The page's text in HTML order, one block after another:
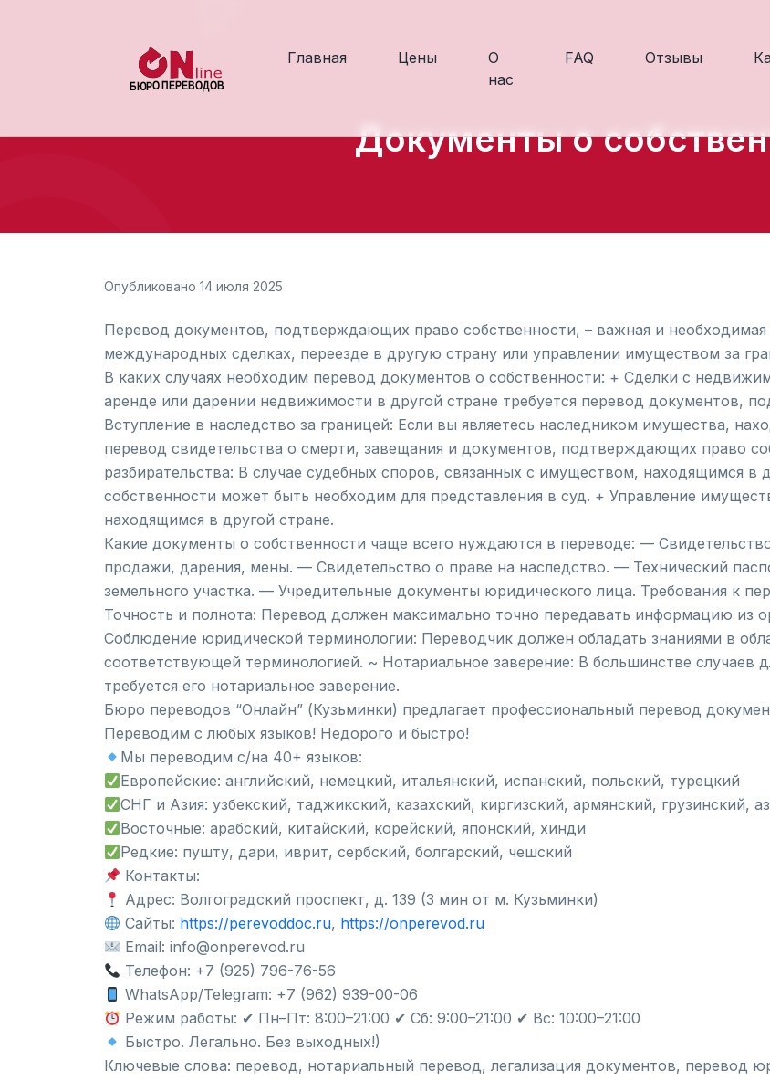
Главная Цены
О
нас
FAQ Отзывы
Документы о
Опубликовано 14 июля 2025
Перевод документов, подтверждающих право собственности, – важная и
международных сделках, переезде в другую страну или управлении имуществом за
В каких случаях необходим перевод документов о собственности: + Сделки с
аренде или дарении недвижимости в другой стране требуется перевод документов,
Вступление в наследство за границей: Если вы являетесь наследником имущества,
перевод свидетельства о смерти, завещания и документов, подтверждающих право
разбирательства: В случае судебных споров, связанных с имуществом, находящимся в
собственности может быть необходим для представления в суд. + Управление
находящимся в другой стране.
Какие документы о собственности чаще всего нуждаются в переводе: —
продажи, дарения, мены. — Свидетельство о праве на наследство. — Технический
земельного участка. — Учредительные документы юридического лица. Требования к
Точность и полнота: Перевод должен максимально точно передавать информацию из
Соблюдение юридической терминологии: Переводчик должен обладать знаниями в
соответствующей терминологией. ~ Нотариальное заверение: В большинстве случаев
требуется его нотариальное заверение.
Бюро переводов “Онлайн” (Кузьминки) предлагает профессиональный перевод
Переводим с любых языков! Недорого и быстро!
Мы переводим с/на 40+ языков:
Европейские: английский, немецкий, итальянский, испанский, польский, турецкий
СНГ и Азия: узбекский, таджикский, казахский, киргизский, армянский, грузинский,
Восточные: арабский, китайский, корейский, японский, хинди
Редкие: пушту, дари, иврит, сербский, болгарский, чешский
Контакты:
Адрес: Волгоградский проспект, д. 139 (3 мин от м. Кузьминки)
Сайты: https://perevoddoc.ru, https://onperevod.ru
Email: info@onperevod.ru
Телефон: +7 (925) 796-76-56
WhatsApp/Telegram: +7 (962) 939-00-06
Режим работы: ✔ Пн–Пт: 8:00–21:00 ✔ Сб: 9:00–21:00 ✔ Вс: 10:00–21:00
Быстро. Легально. Без выходных!)
Ключевые слова: перевод, нотариальный перевод, легализация документов, перевод